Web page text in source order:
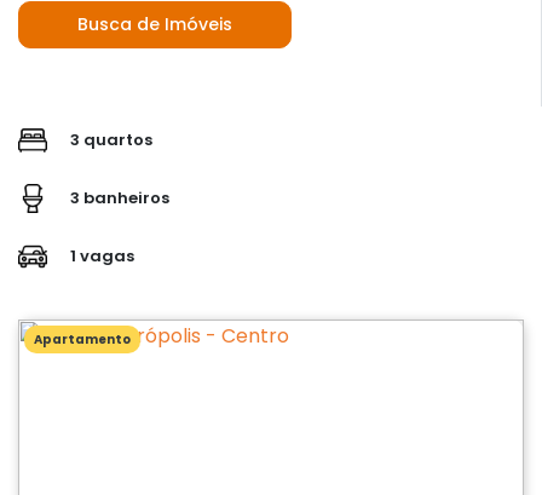
Busca de Imóveis
3 quartos
3 banheiros
1 vagas
Apartamento